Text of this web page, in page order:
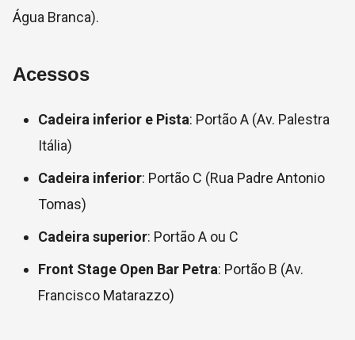
Água Branca).
Acessos
Cadeira inferior e Pista: Portão A (Av. Palestra
Itália)
Cadeira inferior: Portão C (Rua Padre Antonio
Tomas)
Cadeira superior: Portão A ou C
Front Stage Open Bar Petra: Portão B (Av.
Francisco Matarazzo)